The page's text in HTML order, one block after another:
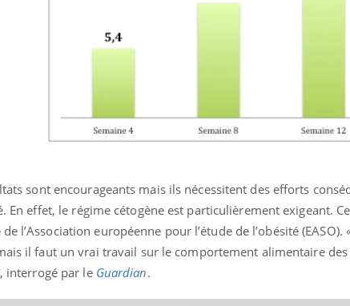
sont encourageants mais ils nécessitent des efforts
En effet, le régime cétogène est particulièrement exigeant.
l’Association européenne pour l’étude de l’obésité
il faut un vrai travail sur le comportement alimentaire
interrogé par le Guardian.